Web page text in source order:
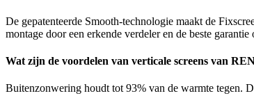
De gepatenteerde Smooth-technologie maakt de
montage door een erkende verdeler en de beste
Wat zijn de voordelen van verticale screens van
Buitenzonwering houdt tot 93% van de warmte tegen.